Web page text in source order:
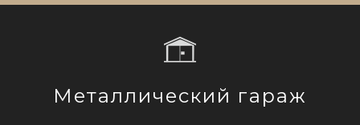
Металлический гараж